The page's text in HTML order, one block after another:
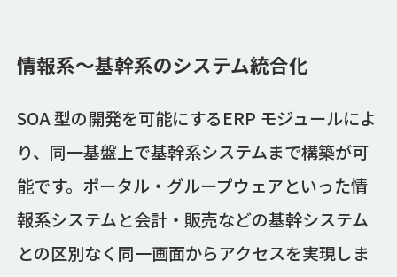
情報系～基幹系のシステム統合化
SOA 型の開発を可能にするERP モジュールによ
り、同一基盤上で基幹系システムまで構築が可
能です。ポータル・グループウェアといった情
報系システムと会計・販売などの基幹システム
との区別なく同一画面からアクセスを実現しま